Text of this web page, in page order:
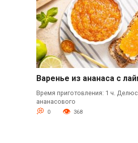
Варенье из ананаса с
Время приготовления: 1 ч.
ананасового
0 368